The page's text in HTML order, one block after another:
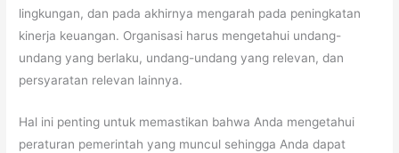
lingkungan, dan pada akhirnya mengarah pada peningkatan
kinerja keuangan. Organisasi harus mengetahui undang-
undang yang berlaku, undang-undang yang relevan, dan
persyaratan relevan lainnya.
Hal ini penting untuk memastikan bahwa Anda mengetahui
peraturan pemerintah yang muncul sehingga Anda dapat